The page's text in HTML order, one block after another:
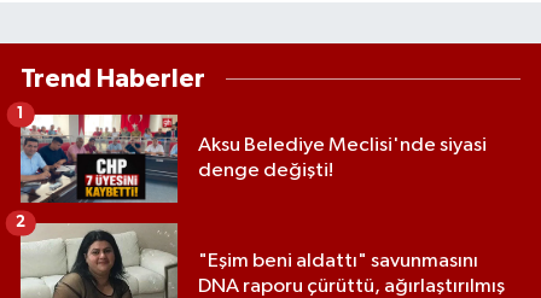
Trend Haberler
Aksu Belediye Meclisi'nde siyasi
denge değişti!
1
"Eşim beni aldattı" savunmasını
DNA raporu çürüttü, ağırlaştırılmış
2